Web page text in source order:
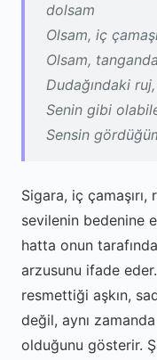
dolsam
Olsam, iç
Olsam,
Dudağındaki
Senin gibi
Sensin
Sigara, iç
sevilenin bedenine
hatta onun
arzusunu ifade
resmettiği aşkın,
değil, aynı
olduğunu gösterir.